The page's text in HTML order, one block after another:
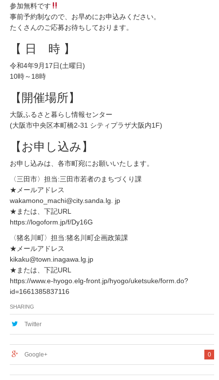
参加無料です
事前予約制なので、お早めにお申込みください。
たくさんのご応募お待ちしております。
【 日 時 】
令和4年9月17日(土曜日)
10時～18時
【開催場所】
大阪ふるさと暮らし情報センター
(大阪市中央区本町橋2-31 シティプラザ大阪内1F)
【お申し込み】
お申し込みは、各市町宛にお願いいたします。
〈三田市〉担当:三田市若者のまちづくり課
★メールアドレス
wakamono_machi@city.sanda.lg. jp
★または、下記URL
https://logoform.jp/f/Dy16G
〈猪名川町〉担当:猪名川町企画政策課
★メールアドレス
kikaku@town.inagawa.lg.jp
★または、下記URL
https://www.e-hyogo.elg-front.jp/hyogo/uketsuke/form.do?
id=1661385837116
SHARING
Twitter
0
Google+